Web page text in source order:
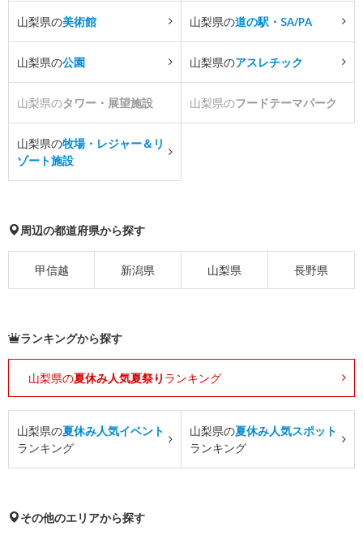
山梨県の美術館 山梨県の道の駅・SA/PA
山梨県の公園 山梨県のアスレチック
山梨県のタワー・展望施設 山梨県のフードテーマパーク
山梨県の牧場・レジャー＆リ
ゾート施設
周辺の都道府県から探す
甲信越 新潟県 山梨県 長野県
ランキングから探す
山梨県の夏休み人気夏祭り ランキング
山梨県の夏休み人気イベント
ランキング
山梨県の夏休み人気スポット
ランキング
その他のエリアから探す